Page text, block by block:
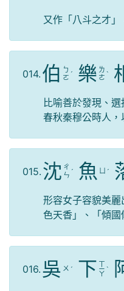
又作「八斗之才」
014. 伯 ㄅ
ㄛ ˊ 樂 ㄌ
ㄜ ˋ
比喻善於發現、
春秋秦穆公時人，
015. 沈 ㄔ
ㄣ ˊ 魚 ˊ
形容女子容貌美
色天香」、「傾國
016. 吳 ㄨ ˊ 下 ㄒ
ㄧ
ㄚ
ˋ